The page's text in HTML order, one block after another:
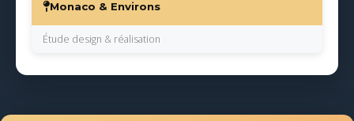
Monaco & Environs
Étude design & réalisation